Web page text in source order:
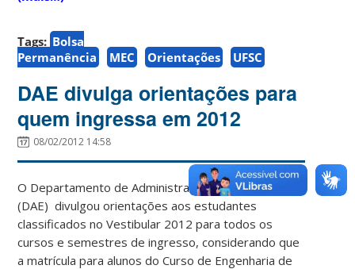
Tags: Bolsa
Permanência
MEC Orientações UFSC
DAE divulga orientações para
quem ingressa em 2012
08/02/2012 14:58
O Departamento de Administração Escolar da UFSC
(DAE) divulgou orientações aos estudantes
classificados no Vestibular 2012 para todos os
cursos e semestres de ingresso, considerando que
a matrícula para alunos do Curso de Engenharia de